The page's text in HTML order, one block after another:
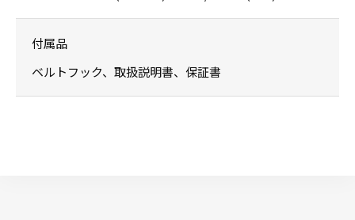
付属品
ベルトフック、取扱説明書、保証書